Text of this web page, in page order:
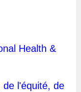
Health &
de l'équité, de